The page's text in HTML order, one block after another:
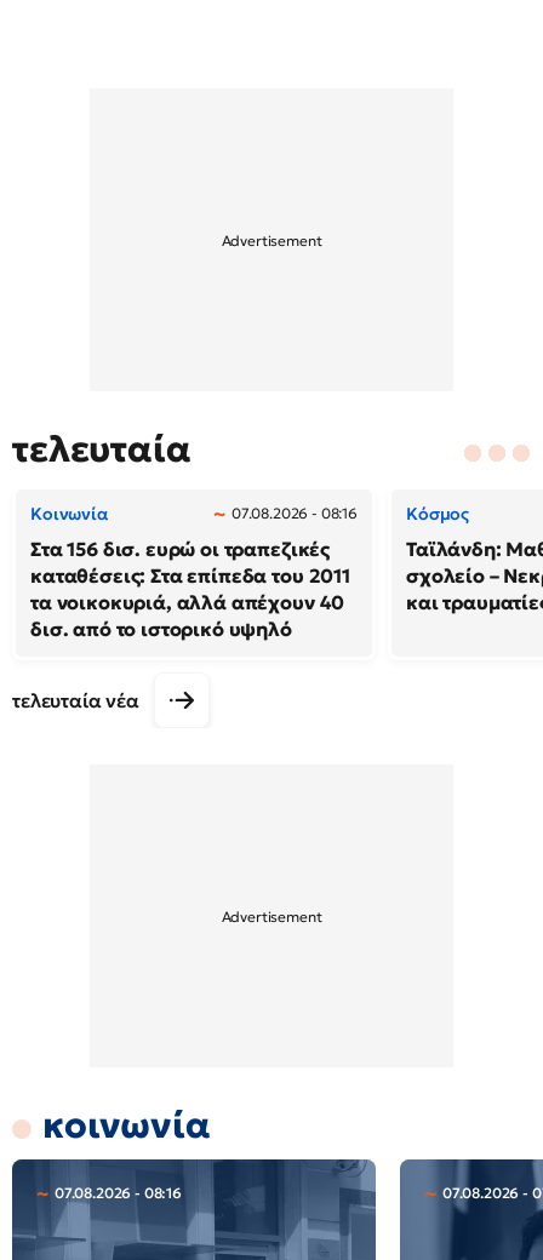
τελευταία
Κοινωνία 07.08.2026 - 08:16
Στα 156 δισ. ευρώ οι τραπεζικές
καταθέσεις: Στα επίπεδα του 2011
τα νοικοκυριά, αλλά απέχουν 40
δισ. από το ιστορικό υψηλό
Κόσμος
Ταϊλάνδη:
σχολείο –
και
τελευταία νέα
κοινωνία
07.08.2026 - 08:16 07.08.2026 -